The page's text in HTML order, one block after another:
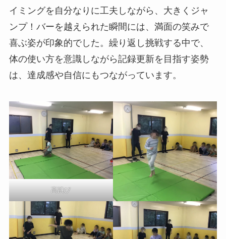
イミングを自分なりに工夫しながら、大きくジャ
ンプ！バーを越えられた瞬間には、満面の笑みで
喜ぶ姿が印象的でした。繰り返し挑戦する中で、
体の使い方を意識しながら記録更新を目指す姿勢
は、達成感や自信にもつながっています。
高跳び